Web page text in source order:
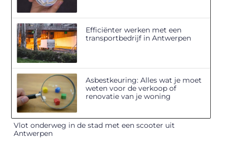
Efficiënter werken met een
transportbedrijf in Antwerpen
Asbestkeuring: Alles wat je moet
weten voor de verkoop of
renovatie van je woning
Vlot onderweg in de stad met een scooter uit
Antwerpen